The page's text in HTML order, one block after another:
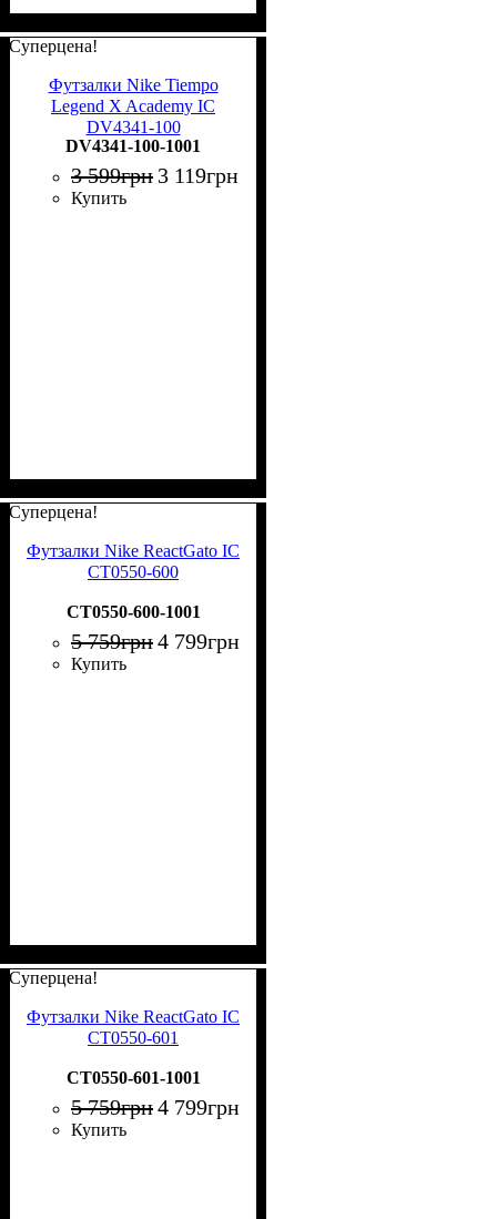
Суперцена!
Футзалки Nike Tiempo
Legend X Academy IC
DV4341-100
DV4341-100-1001
3 599грн 3 119грн
Купить
Суперцена!
Футзалки Nike ReactGato IC
CT0550-600
CT0550-600-1001
5 759грн4 799грн
Купить
Суперцена!
Футзалки Nike ReactGato IC
CT0550-601
CT0550-601-1001
5 759грн4 799грн
Купить